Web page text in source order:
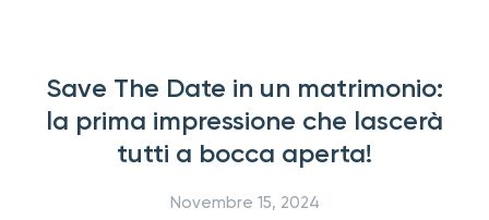
Save The Date in un matrimonio:
la prima impressione che lascerà
tutti a bocca aperta!
Novembre 15, 2024